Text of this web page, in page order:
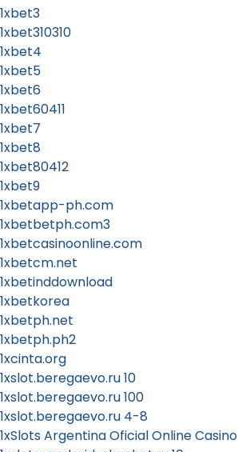
1xbet3
1xbet310310
1xbet4
1xbet5
1xbet6
1xbet60411
1xbet7
1xbet8
1xbet80412
1xbet9
1xbetapp-ph.com
1xbetbetph.com3
1xbetcasinoonline.com
1xbetcm.net
1xbetinddownload
1xbetkorea
1xbetph.net
1xbetph.ph2
1xcinta.org
1xslot.beregaevo.ru 10
1xslot.beregaevo.ru 100
1xslot.beregaevo.ru 4-8
1xSlots Argentina Oficial Online Casino